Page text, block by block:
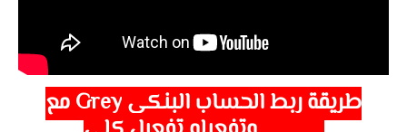
طريقة ربط الحساب البنكيGreyمع